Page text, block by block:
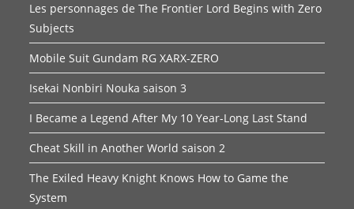
Les personnages de The Frontier Lord Begins with Zero
Subjects
Mobile Suit Gundam RG XARX-ZERO
Isekai Nonbiri Nouka saison 3
I Became a Legend After My 10 Year-Long Last Stand
Cheat Skill in Another World saison 2
The Exiled Heavy Knight Knows How to Game the
System